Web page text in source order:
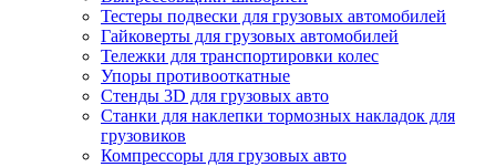
Тестеры подвески для грузовых автомобилей
Гайковерты для грузовых автомобилей
Тележки для транспортировки колес
Упоры противооткатные
Стенды 3D для грузовых авто
Станки для наклепки тормозных накладок для
грузовиков
Компрессоры для грузовых авто